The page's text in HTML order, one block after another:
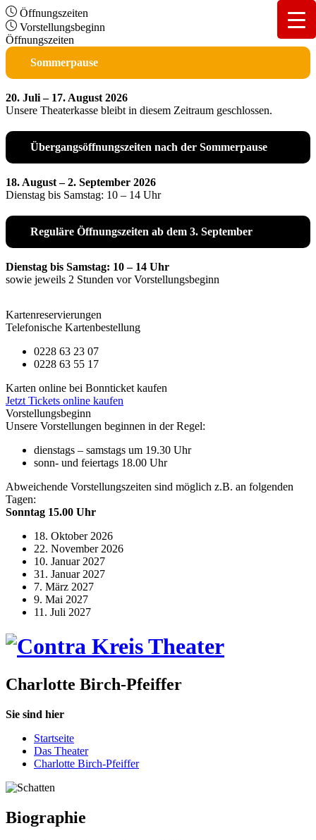
Öffnungszeiten
Vorstellungsbeginn
Öffnungszeiten
Sommerpause
20. Juli – 17. August 2026
Unsere Theaterkasse bleibt in diesem Zeitraum geschlossen.
Übergangsöffnungszeiten nach der Sommerpause
18. August – 2. September 2026
Dienstag bis Samstag: 10 – 14 Uhr
Reguläre Öffnungszeiten ab dem 3. September
Dienstag bis Samstag: 10 – 14 Uhr
sowie jeweils 2 Stunden vor Vorstellungsbeginn
Kartenreservierungen
Telefonische Kartenbestellung
0228 63 23 07
0228 63 55 17
Karten online bei Bonnticket kaufen
Jetzt Tickets online kaufen
Vorstellungsbeginn
Unsere Vorstellungen beginnen in der Regel:
dienstags – samstags um 19.30 Uhr
sonn- und feiertags 18.00 Uhr
Abweichende Vorstellungszeiten sind möglich z.B. an folgenden
Tagen:
Sonntag 15.00 Uhr
18. Oktober 2026
22. November 2026
10. Januar 2027
31. Januar 2027
7. März 2027
9. Mai 2027
11. Juli 2027
Charlotte Birch-Pfeiffer
Sie sind hier
Startseite
Das Theater
Charlotte Birch-Pfeiffer
Biographie